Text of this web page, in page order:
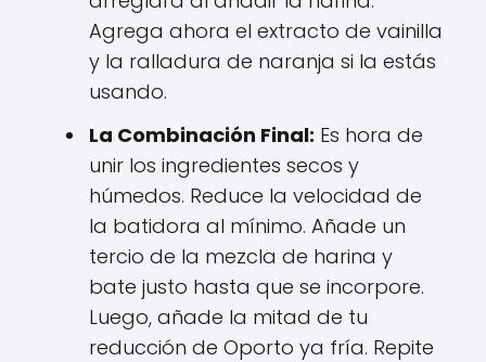
Agrega ahora el extracto de vainilla
y la ralladura de naranja si la estás
usando.
La Combinación Final: Es hora de
unir los ingredientes secos y
húmedos. Reduce la velocidad de
la batidora al mínimo. Añade un
tercio de la mezcla de harina y
bate justo hasta que se incorpore.
Luego, añade la mitad de tu
reducción de Oporto ya fría. Repite